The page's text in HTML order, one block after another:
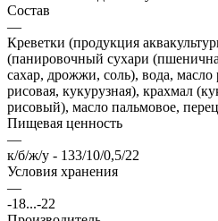
Состав
—
Креветки (продукция
(панировочный сухари
сахар, дрожжи, соль), вода,
рисовая, кукурузная), крахмал
рисовый), масло пальмовое,
Пищевая ценность
—
к/б/ж/у - 133/10/0,5/22
Условия хранения
—
-18...-22